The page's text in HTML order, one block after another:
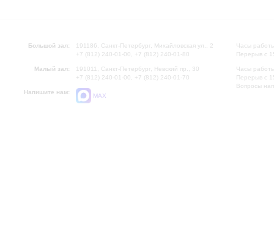
Большой зал:
191186, Санкт-Петербург, Михайловская ул., 2
+7 (812) 240-01-00, +7 (812) 240-01-80
Малый зал:
191011, Санкт-Петербург, Невский пр., 30
+7 (812) 240-01-00, +7 (812) 240-01-70
Напишите нам:
MAX
Часы
Перерыв с
Часы
Перерыв с
Вопросы